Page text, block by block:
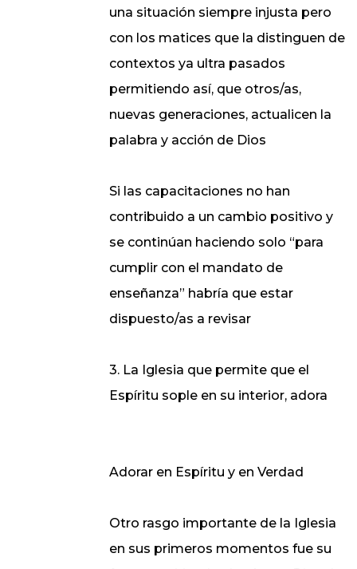
una situación siempre injusta pero
con los matices que la distinguen de
contextos ya ultra pasados
permitiendo así, que otros/as,
nuevas generaciones, actualicen la
palabra y acción de Dios
Si las capacitaciones no han
contribuido a un cambio positivo y
se continúan haciendo solo “para
cumplir con el mandato de
enseñanza” habría que estar
dispuesto/as a revisar
3. La Iglesia que permite que el
Espíritu sople en su interior, adora
Adorar en Espíritu y en Verdad
Otro rasgo importante de la Iglesia
en sus primeros momentos fue su